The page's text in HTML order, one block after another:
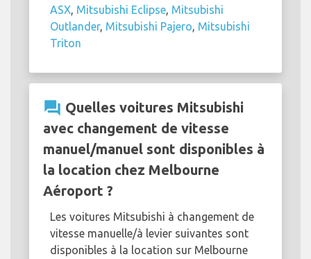
ASX Mitsubishi Eclipse Mitsubishi
Outlander, Mitsubishi Pajero Mitsubishi
Triton
question_answer Quelles voitures Mitsubishi
avec changement de vitesse
manuel/manuel sont disponibles à
la location chez Melbourne
Aéroport ?
Les voitures Mitsubishi à changement de
vitesse manuelle/à levier suivantes sont
disponibles à la location sur Melbourne